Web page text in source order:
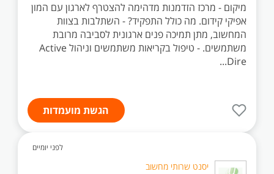
מיקום - מרכז הזדמנות מדהימה להצטרף לארגון עם המון
אפיקי קידום. מה כולל התפקיד? - השתלבות בצוות
המחשוב, מתן תמיכה פנים ארגונית לסביבה מרובת
משתמשים. - טיפול בקריאות משתמשים וניהול Active
Dire...
הגשת מועמדות
לפני יומיים
יסנט שרותי מחשוב